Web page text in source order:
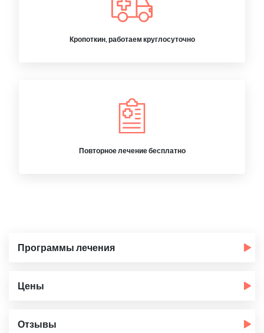
Кропоткин, работаем круглосуточно
Повторное лечение бесплатно
Программы лечения
Цены
Отзывы